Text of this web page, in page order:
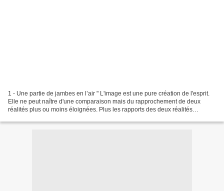
1 - Une partie de jambes en l’air " L'image est une pure création de l'esprit.
Elle ne peut naître d'une comparaison mais du rapprochement de deux
réalités plus ou moins éloignées. Plus les rapports des deux réalités